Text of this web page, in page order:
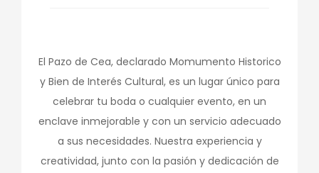
El Pazo de Cea, declarado Momumento Historico
y Bien de Interés Cultural, es un lugar único para
celebrar tu boda o cualquier evento, en un
enclave inmejorable y con un servicio adecuado
a sus necesidades. Nuestra experiencia y
creatividad, junto con la pasión y dedicación de